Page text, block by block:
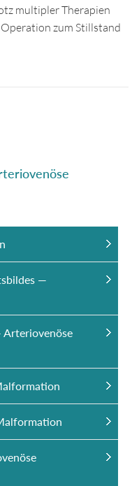
multipler Therapien
zum Stillstand
—
Arteriovenöse